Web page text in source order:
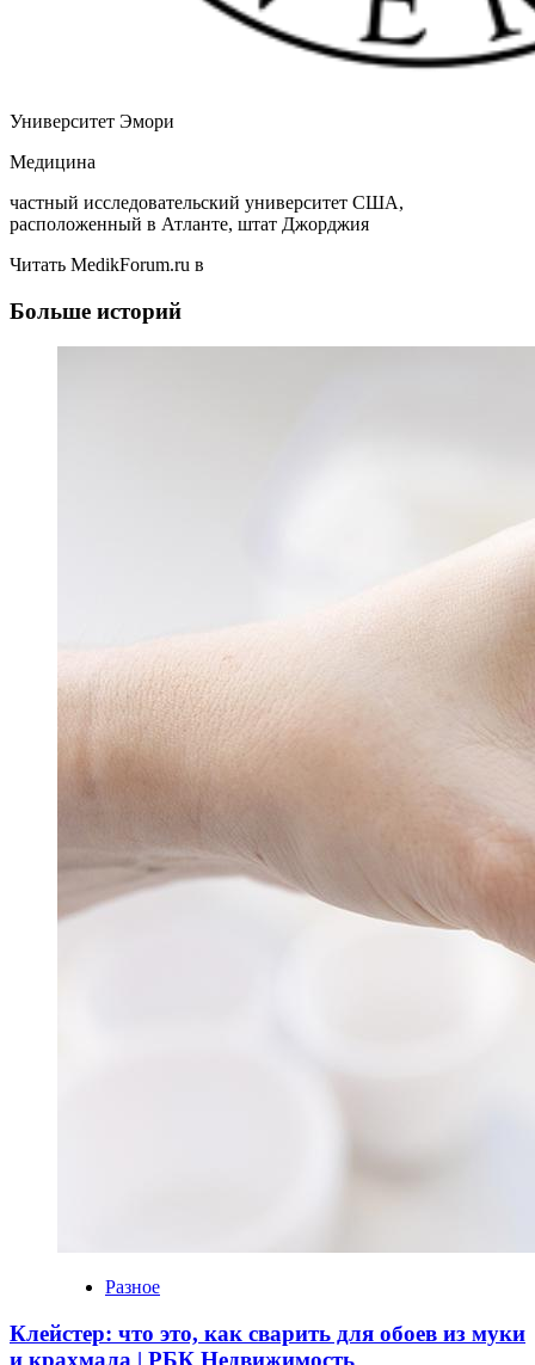
Университет Эмори
Медицина
частный исследовательский университет США,
расположенный в Атланте, штат Джорджия
Читать MedikForum.ru в
Больше историй
Разное
Клейстер: что это, как сварить для обоев из муки
и крахмала | РБК Недвижимость